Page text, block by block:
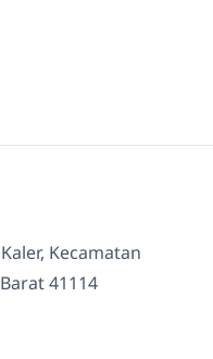
Kecamatan
41114